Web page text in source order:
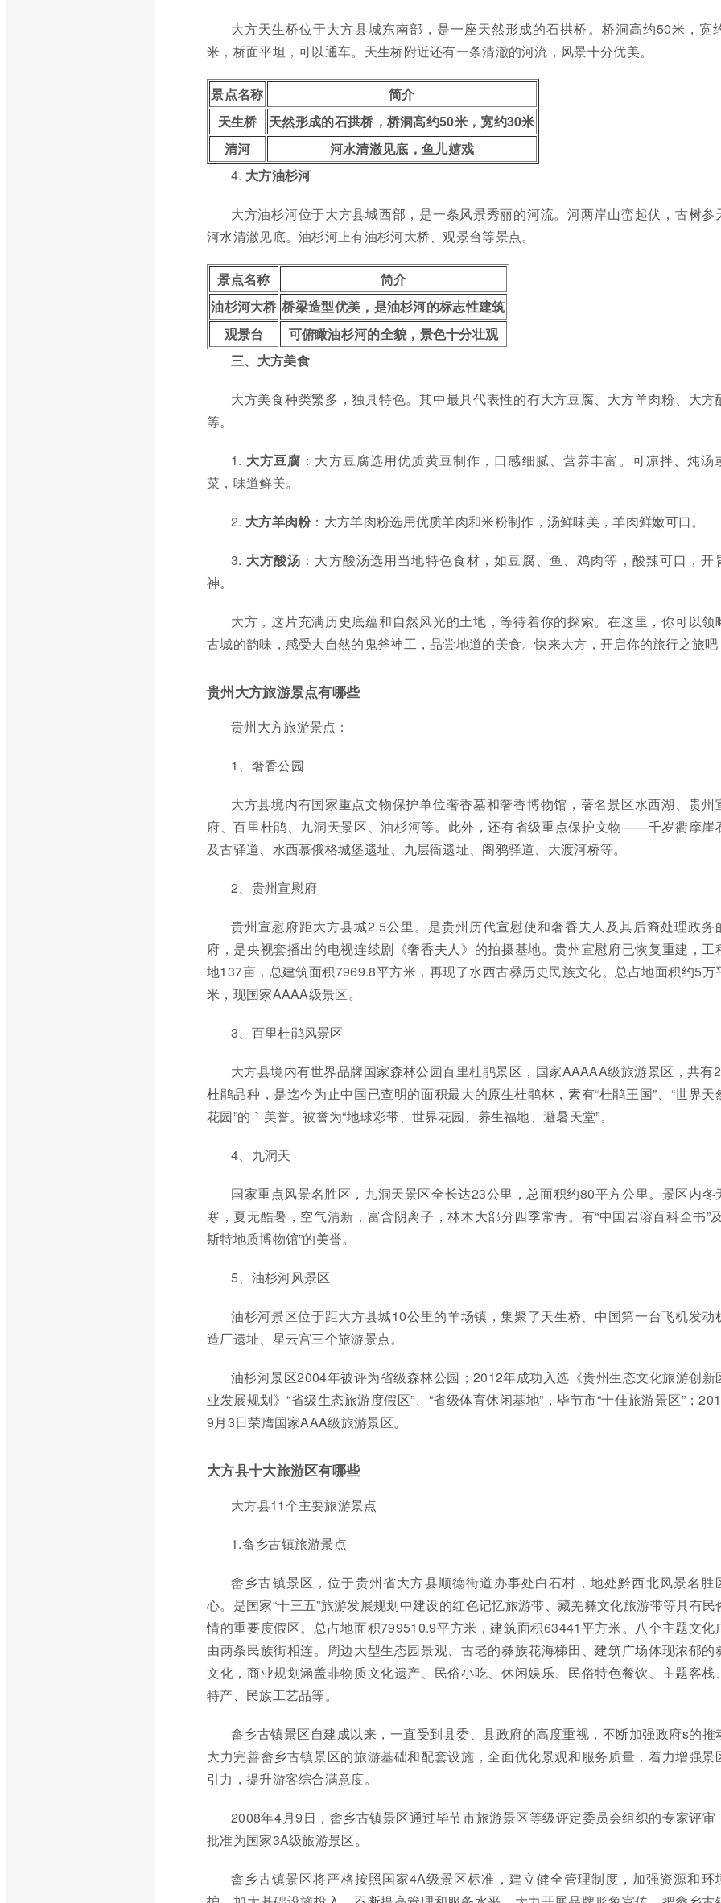
大方天生桥位于大方县城东南部，是一座天然形成的石拱桥。桥洞高约50米，宽
米，桥面平坦，可以通车。天生桥附近还有一条清澈的河流，风景十分优美。
景点名称
简介
天生桥
天然形成的石拱桥，桥洞高约50米，宽约30米
清河
河水清澈见底，鱼儿嬉戏
4. 大方油杉河
大方油杉河位于大方县城西部，是一条风景秀丽的河流。河两岸山峦起伏，古树参
河水清澈见底。油杉河上有油杉河大桥、观景台等景点。
景点名称
简介
油杉河大桥 桥梁造型优美，是油杉河的标志性建筑
观景台
可俯瞰油杉河的全貌，景色十分壮观
三、大方美食
大方美食种类繁多，独具特色。其中最具代表性的有大方豆腐、大方羊肉粉、大方
等。
1. 大方豆腐 ：大方豆腐选用优质黄豆制作，口感细腻、营养丰富。可凉拌、炖汤
菜，味道鲜美。
2. 大方羊肉粉：大方羊肉粉选用优质羊肉和米粉制作，汤鲜味美，羊肉鲜嫩可口。
3. 大方酸汤 ：大方酸汤选用当地特色食材，如豆腐、鱼、鸡肉等，酸辣可口，开
神。
大方，这片充满历史底蕴和自然风光的土地，等待着你的探索。在这里，你可以领
古城的韵味，感受大自然的鬼斧神工，品尝地道的美食。快来大方，开启你的旅行之旅吧
贵州大方旅游景点有哪些
贵州大方旅游景点：
1、奢香公园
大方县境内有国家重点文物保护单位奢香墓和奢香博物馆，著名景区水西湖、贵州
府、百里杜鹃、九洞天景区、油杉河等。此外，还有省级重点保护文物——千岁衢摩崖
及古驿道、水西慕俄格城堡遗址、九层衙遗址、阁鸦驿道、大渡河桥等。
2、贵州宣慰府
贵州宣慰府距大方县城2.5公里。是贵州历代宣慰使和奢香夫人及其后裔处理政务
府，是央视套播出的电视连续剧《奢香夫人》的拍摄基地。贵州宣慰府已恢复重建，工
地137亩，总建筑面积7969.8平方米，再现了水西古彝历史民族文化。总占地面积约5万
米，现国家AAAA级景区。
3、百里杜鹃风景区
大方县境内有世界品牌国家森林公园百里杜鹃景区，国家AAAAA级旅游景区，共有
杜鹃品种，是迄今为止中国已查明的面积最大的原生杜鹃林，素有“杜鹃王国”、“世界天
花园”的｀美誉。被誉为“地球彩带、世界花园、养生福地、避暑天堂”。
4、九洞天
国家重点风景名胜区，九洞天景区全长达23公里，总面积约80平方公里。景区内冬
寒，夏无酷暑，空气清新，富含阴离子，林木大部分四季常青。有“中国岩溶百科全书”
斯特地质博物馆”的美誉。
5、油杉河风景区
油杉河景区位于距大方县城10公里的羊场镇，集聚了天生桥、中国第一台飞机发动
造厂遗址、星云宫三个旅游景点。
油杉河景区2004年被评为省级森林公园；2012年成功入选《贵州生态文化旅游创新
业发展规划》“省级生态旅游度假区”、“省级体育休闲基地”，毕节市“十佳旅游景区”；
9月3日荣膺国家AAA级旅游景区。
大方县十大旅游区有哪些
大方县11个主要旅游景点
1.畲乡古镇旅游景点
畲乡古镇景区，位于贵州省大方县顺德街道办事处白石村，地处黔西北风景名胜
心。是国家“十三五”旅游发展规划中建设的红色记忆旅游带、藏羌彝文化旅游带等具有民
情的重要度假区。总占地面积799510.9平方米，建筑面积63441平方米。八个主题文化
由两条民族街相连。周边大型生态园景观、古老的彝族花海梯田、建筑广场体现浓郁的
文化，商业规划涵盖非物质文化遗产、民俗小吃、休闲娱乐、民俗特色餐饮、主题客栈
特产、民族工艺品等。
畲乡古镇景区自建成以来，一直受到县委、县政府的高度重视，不断加强政府s的推
大力完善畲乡古镇景区的旅游基础和配套设施，全面优化景观和服务质量，着力增强景
引力，提升游客综合满意度。
2008年4月9日，畲乡古镇景区通过毕节市旅游景区等级评定委员会组织的专家评审
批准为国家3A级旅游景区。
畲乡古镇景区将严格按照国家4A级景区标准，建立健全管理制度，加强资源和环